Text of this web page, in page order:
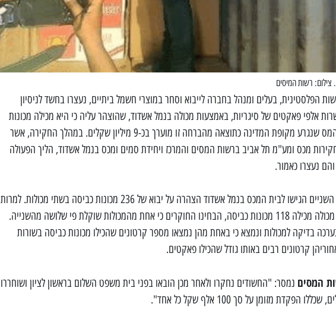
רשות המיסים
הפלסטינית, בעלים ומנהל בחברה לייבוא וסחר במוצרי חשמל ביתיים, נעצרו בחשד לניסיון
אלפי פאקטים של סיגריות, באמצעות מכולה בנמל אשדוד, שהוצהר עליה כי היא מכילה מכונות
כביסה. סכום המס שנגרע מקופת המדינה כתוצאה מהברחה זו מוערך בכ-9 מיליון שקלים. במהלך החקירה, אשר
מכס ומע"מ תל אביב ברשות המסים והמרכז ויחידת סמים ומכס בנמל אשדוד, הליך הפעולה
נעצרו כאמור.
לפני שנתפסו, השניים הגישו לבית המכס בנמל אשדוד הצהרה על יבוא של 236 מכונות כביסה בשתי מכולות. למרות
שהוצהר כי כל מכולה מכילה 118 מכונות כביסה, הבחינו החוקרים כי אחת מהמכולות שוקלת פי שלושה מהשנייה.
בדיקה למכולות ונמצא כי באחת מהן נמצאו מספר קרטונים שהכילו מכונות כביסה בשורות
קרטונים רבים באותו גודל שהכילו פאקטים.
המסים נמסר: "החשודים נחקרו ולאחר מכן הובאו בפני בית משפט השלום בראשון לציון ושוחררו
הפקדת מזומן על סך 100 אלף שקל כל אחד".